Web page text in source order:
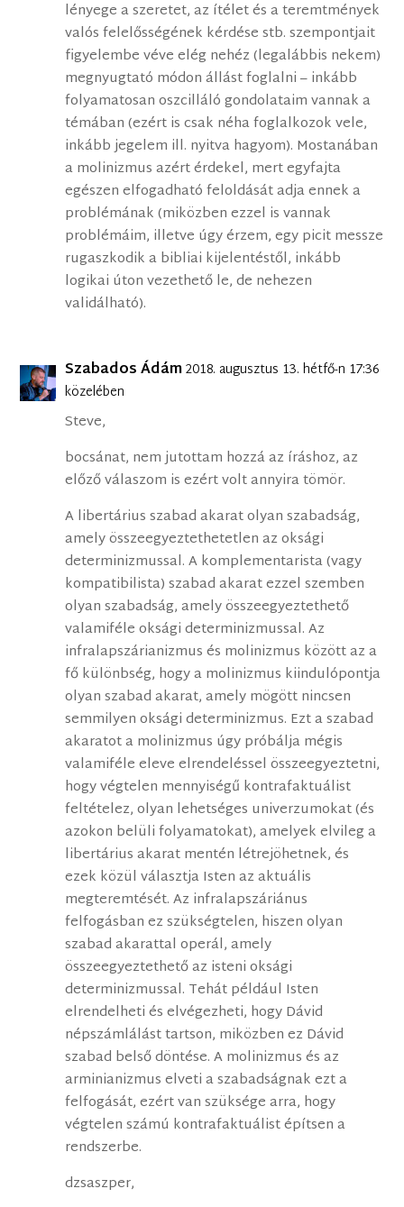
lényege a szeretet, az ítélet és a teremtmények
valós felelősségének kérdése stb. szempontjait
figyelembe véve elég nehéz (legalábbis nekem)
megnyugtató módon állást foglalni – inkább
folyamatosan oszcilláló gondolataim vannak a
témában (ezért is csak néha foglalkozok vele,
inkább jegelem ill. nyitva hagyom). Mostanában
a molinizmus azért érdekel, mert egyfajta
egészen elfogadható feloldását adja ennek a
problémának (miközben ezzel is vannak
problémáim, illetve úgy érzem, egy picit messze
rugaszkodik a bibliai kijelentéstől, inkább
logikai úton vezethető le, de nehezen
validálható).
Szabados Ádám2018. augusztus 13. hétfő-n 17:36
közelében
Steve,
bocsánat, nem jutottam hozzá az íráshoz, az
előző válaszom is ezért volt annyira tömör.
A libertárius szabad akarat olyan szabadság,
amely összeegyeztethetetlen az oksági
determinizmussal. A komplementarista (vagy
kompatibilista) szabad akarat ezzel szemben
olyan szabadság, amely összeegyeztethető
valamiféle oksági determinizmussal. Az
infralapszárianizmus és molinizmus között az a
fő különbség, hogy a molinizmus kiindulópontja
olyan szabad akarat, amely mögött nincsen
semmilyen oksági determinizmus. Ezt a szabad
akaratot a molinizmus úgy próbálja mégis
valamiféle eleve elrendeléssel összeegyeztetni,
hogy végtelen mennyiségű kontrafaktuálist
feltételez, olyan lehetséges univerzumokat (és
azokon belüli folyamatokat), amelyek elvileg a
libertárius akarat mentén létrejöhetnek, és
ezek közül választja Isten az aktuális
megteremtését. Az infralapszáriánus
felfogásban ez szükségtelen, hiszen olyan
szabad akarattal operál, amely
összeegyeztethető az isteni oksági
determinizmussal. Tehát például Isten
elrendelheti és elvégezheti, hogy Dávid
népszámlálást tartson, miközben ez Dávid
szabad belső döntése. A molinizmus és az
arminianizmus elveti a szabadságnak ezt a
felfogását, ezért van szüksége arra, hogy
végtelen számú kontrafaktuálist építsen a
rendszerbe.
dzsaszper,